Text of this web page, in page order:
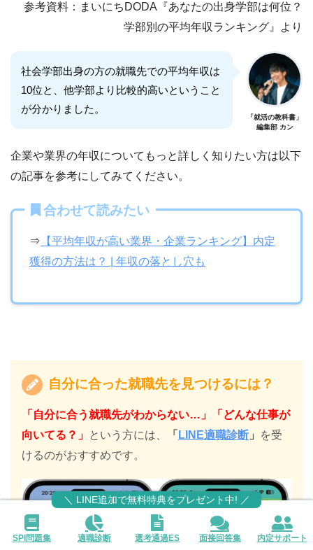
参考資料：まいにちDODA『あなたの出身学部は何位？
学部別の平均年収ランキング』より
社会学部出身の方の就職先での平均年収は
10位と、他学部より比較的高いということ
が分かりました。
「就活の教科書」
編集部 カン
企業や業界の年収についてもっと詳しく知りたい方は以下
の記事を参考にしてみてください。
合わせて読みたい
⇒ 【平均年収が高い業界・企業ランキング】内定
獲得の方法は？ | 年収の落とし穴も
自分に合った就職先を見つけるには？
「自分に合う就職先がわからない…」「どんな仕事が
向いてる？」 という方には、 「 LINE適職診断 」
を受
けるのがおすすめです。
SPI問題集 適職診断 選考通過ES 面接回答集 内定サポート
＼ LINE追加で無料特典をプレゼント中! ／